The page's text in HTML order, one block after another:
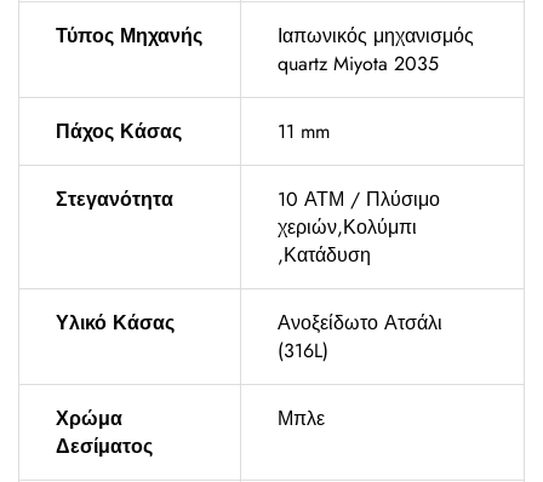
Τύπος Μηχανής
Ιαπωνικός μηχανισμός
quartz Miyota 2035
Πάχος Κάσας 11 mm
Στεγανότητα
10 ΑΤΜ / Πλύσιμο
χεριών,Κολύμπι
,Κατάδυση
Υλικό Κάσας
Ανοξείδωτο Ατσάλι
(316L)
Χρώμα
Δεσίματος
Μπλε